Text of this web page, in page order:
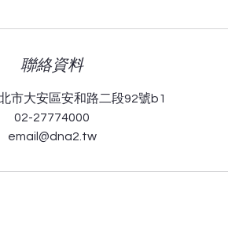
聯絡資料
市大安區安和路二段92號b1
02-27774000
email@dna2.tw